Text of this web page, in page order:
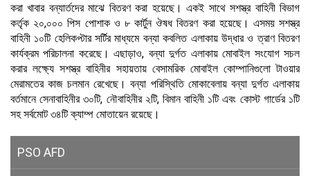
করা খাবার বন্যার্তদের মাঝে বিতরণ করা হয়েছে। একই সাথে সশস্ত্র বাহিনী বিভাগ
কর্তৃক ২০,০০০ পিস পোশাক ও ৮ কার্টুন ঔষধ বিতরণ করা হয়েছে। এসময় সশস্ত্র
বাহিনী ১০টি হেলিকপ্টার সর্টির মাধ্যমে বন্যা কবলিত এলাকায় উদ্ধার ও ত্রাণ বিতরণ
কার্যক্রম পরিচালনা করেছে। এছাড়াও, বন্যা দুর্গত এলাকায় মোবাইল সংযোগ সচল
করার লক্ষ্যে সশস্ত্র বাহিনীর সহায়তায় বেসামরিক মোবাইল কোম্পানিগুলো টাওয়ার
মেরামতের কাজ চলমান রেখেছে। বন্যা পরিস্থিতি মোকাবেলায় বন্যা দুর্গত এলাকায়
বর্তমানে সেনাবাহিনীর ৩০টি, নৌবাহিনীর ২টি, বিমান বাহিনী ১টি এবং কোস্ট গার্ডের ১টি
সহ সর্বমোট ৩৪টি ক্যাম্প মোতায়েন রয়েছে।
PSO AFD